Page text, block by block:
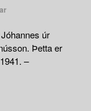
úr
Þetta er
–